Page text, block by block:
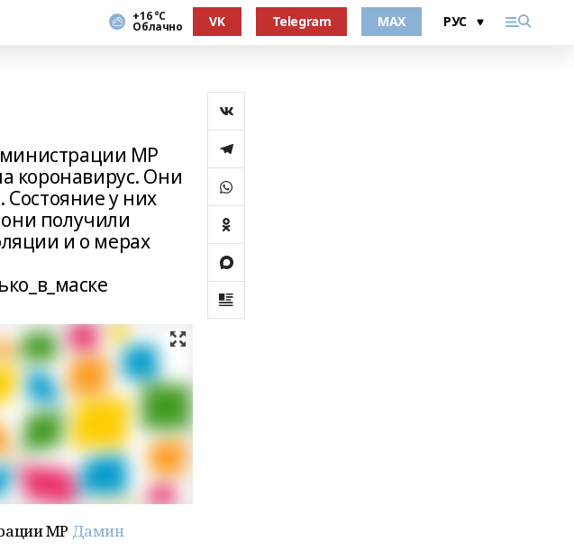
+16 °С
Облачно VK Telegram MAX
МР
коронавирус. Они
у них
они получили
и о мерах
МР Дамин